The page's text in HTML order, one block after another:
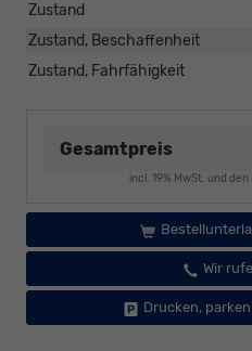
Zustand
Zustand, Beschaffenheit
Zustand, Fahrfähigkeit
Gesamtpreis
incl. 19% MwSt. und
Wir
Drucken,